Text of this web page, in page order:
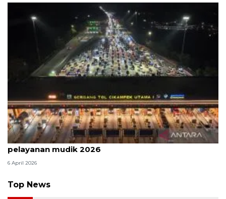
Survei: 88,8 persen responden puas dengan
pelayanan mudik 2026
6 April 2026
Top News